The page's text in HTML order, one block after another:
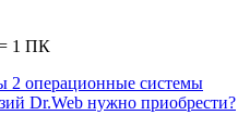
1 ПК
2 операционные системы
Dr.Web нужно приобрести?